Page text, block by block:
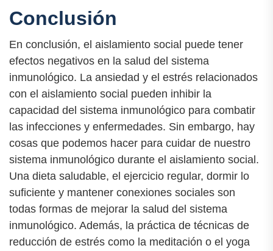
Conclusión
En conclusión, el aislamiento social puede tener
efectos negativos en la salud del sistema
inmunológico. La ansiedad y el estrés relacionados
con el aislamiento social pueden inhibir la
capacidad del sistema inmunológico para combatir
las infecciones y enfermedades. Sin embargo, hay
cosas que podemos hacer para cuidar de nuestro
sistema inmunológico durante el aislamiento social.
Una dieta saludable, el ejercicio regular, dormir lo
suficiente y mantener conexiones sociales son
todas formas de mejorar la salud del sistema
inmunológico. Además, la práctica de técnicas de
reducción de estrés como la meditación o el yoga